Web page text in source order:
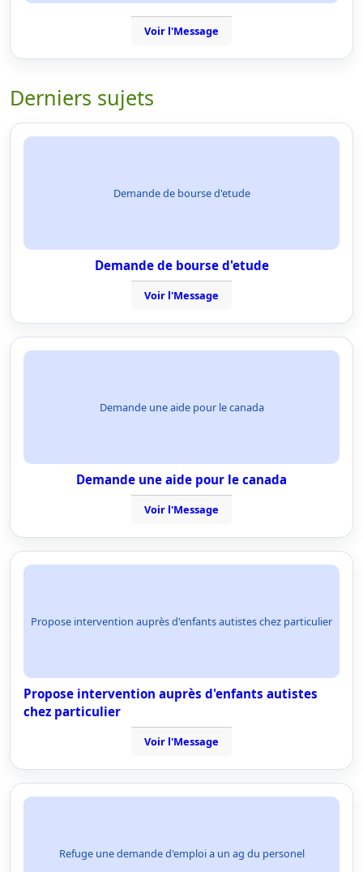
Voir l'Message
Derniers sujets
Demande de bourse d'etude
Demande de bourse d'etude
Voir l'Message
Demande une aide pour le canada
Demande une aide pour le canada
Voir l'Message
Propose intervention auprès d'enfants autistes chez particulier
Propose intervention auprès d'enfants autistes
chez particulier
Voir l'Message
Refuge une demande d'emploi a un ag du personel